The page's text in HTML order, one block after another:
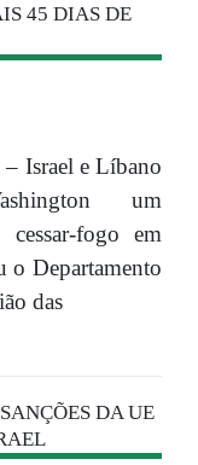
45 DIAS DE
Israel e Líbano
um
fogo em
o Departamento
das
DA UE